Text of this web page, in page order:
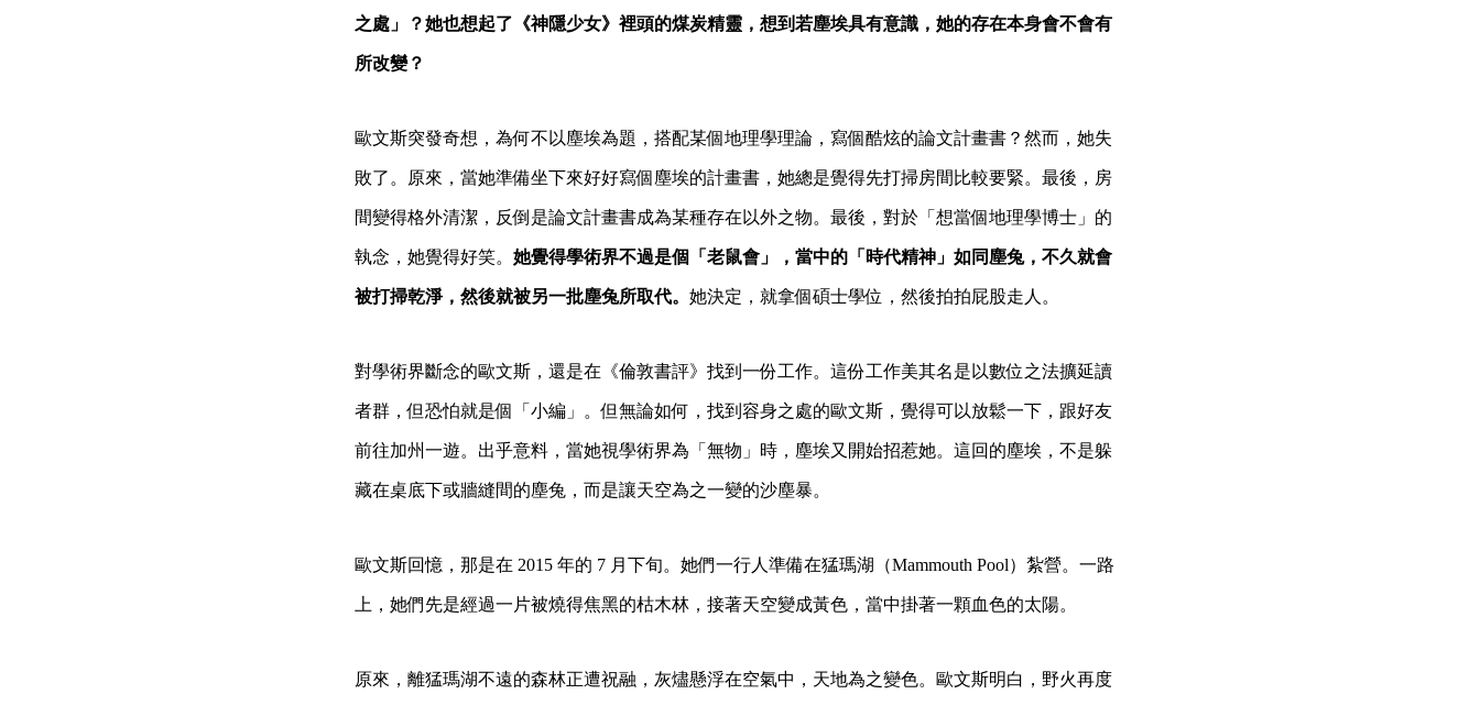
之處」？她也想起了《神隱少女》裡頭的煤炭精靈，想到若塵埃具有意識，她的存在本身會不會有
所改變？
歐文斯突發奇想，為何不以塵埃為題，搭配某個地理學理論，寫個酷炫的論文計畫書？然而，她失
敗了。原來，當她準備坐下來好好寫個塵埃的計畫書，她總是覺得先打掃房間比較要緊。最後，房
間變得格外清潔，反倒是論文計畫書成為某種存在以外之物。最後，對於「想當個地理學博士」的
執念，她覺得好笑。 她覺得學術界不過是個「老鼠會」，當中的「時代精神」如同塵兔，不久就會
被打掃乾淨，然後就被另一批塵兔所取代。 她決定，就拿個碩士學位，然後拍拍屁股走人。
對學術界斷念的歐文斯，還是在《倫敦書評》找到一份工作。這份工作美其名是以數位之法擴延讀
者群，但恐怕就是個「小編」。但無論如何，找到容身之處的歐文斯，覺得可以放鬆一下，跟好友
前往加州一遊。出乎意料，當她視學術界為「無物」時，塵埃又開始招惹她。這回的塵埃，不是躲
藏在桌底下或牆縫間的塵兔，而是讓天空為之一變的沙塵暴。
歐文斯回憶，那是在 2015 年的 7 月下旬。她們一行人準備在猛瑪湖（Mammouth Pool）紮營。一路
上，她們先是經過一片被燒得焦黑的枯木林，接著天空變成黃色，當中掛著一顆血色的太陽。
原來，離猛瑪湖不遠的森林正遭祝融，灰燼懸浮在空氣中，天地為之變色。歐文斯明白，野火再度